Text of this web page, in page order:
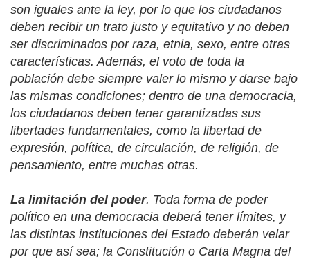
son iguales ante la ley, por lo que los ciudadanos
deben recibir un trato justo y equitativo y no deben
ser discriminados por raza, etnia, sexo, entre otras
características. Además, el voto de toda la
población debe siempre valer lo mismo y darse bajo
las mismas condiciones; dentro de una democracia,
los ciudadanos deben tener garantizadas sus
libertades fundamentales, como la libertad de
expresión, política, de circulación, de religión, de
pensamiento, entre muchas otras.
La limitación del poder. Toda forma de poder
político en una democracia deberá tener límites, y
las distintas instituciones del Estado deberán velar
por que así sea; la Constitución o Carta Magna del